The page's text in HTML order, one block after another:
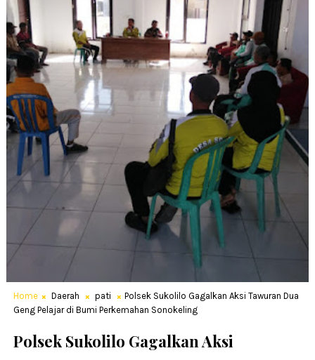
Home Daerah pati
Polsek Sukolilo Gagalkan Aksi Tawuran Dua
Geng Pelajar di Bumi Perkemahan Sonokeling
Polsek Sukolilo Gagalkan Aksi